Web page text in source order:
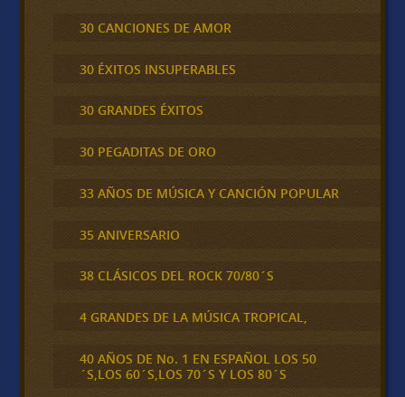
30 CANCIONES DE AMOR
30 ÉXITOS INSUPERABLES
30 GRANDES ÉXITOS
30 PEGADITAS DE ORO
33 AÑOS DE MÚSICA Y CANCIÓN POPULAR
35 ANIVERSARIO
38 CLÁSICOS DEL ROCK 70/80´S
4 GRANDES DE LA MÚSICA TROPICAL,
40 AÑOS DE No. 1 EN ESPAÑOL LOS 50
´S,LOS 60´S,LOS 70´S Y LOS 80´S